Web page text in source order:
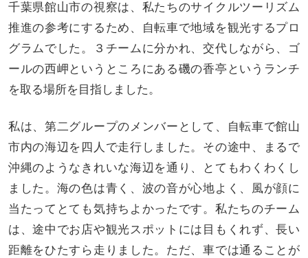
千葉県館山市の視察は、私たちのサイクルツーリズム
推進の参考にするため、自転車で地域を観光するプロ
グラムでした。３チームに分かれ、交代しながら、ゴ
ールの西岬というところにある磯の香亭というランチ
を取る場所を目指しました。
私は、第二グループのメンバーとして、自転車で館山
市内の海辺を四人で走行しました。その途中、まるで
沖縄のようなきれいな海辺を通り、とてもわくわくし
ました。海の色は青く、波の音が心地よく、風が顔に
当たってとても気持ちよかったです。私たちのチーム
は、途中でお店や観光スポットには目もくれず、長い
距離をひたすら走りました。ただ、車では通ることが